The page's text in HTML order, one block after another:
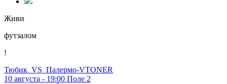
Живи
футзалом
!
Тюбик VS Палермо-VTONER
10 августа - 19:00 Поле 2